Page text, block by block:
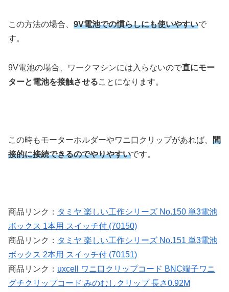
この方法の場合、 9V電池での慣らしにも使いやすいで
す。
9V電池の場合、ワークマシンには入らないので直にモー
ターと電池を接触させることになります。
この時もモーターホルダーやワニ口クリップがあれば、 間
接的に接続できるのでやりやすいです。
商品リンク： タミヤ 楽しい工作シリーズ No.150 単3電池
ボックス 1本用 スイッチ付 (70150)
商品リンク： タミヤ 楽しい工作シリーズ No.151 単3電池
ボックス 2本用 スイッチ付 (70151)
商品リンク： uxcell ワニ口クリップコード BNC端子ワニ
グチクリップコード みのむしクリップ 長さ0.92M